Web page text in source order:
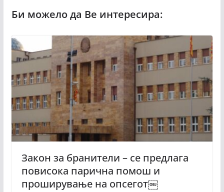
Закон за бранители – се предлага
повисока парична помош и
проширување на опсегот￼